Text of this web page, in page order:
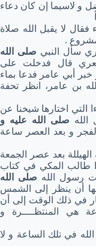
و لاسيما إن كان دعاء
لا يقبل الله صلاة
.
سأل النبي صلى الله
قال فدخلت على
خبر أبي عامر فدعا بماء
بن عامر، انظر تحفة
التي اختارها شيخنا عن
صلى الله عليه و
و بعد العصر ساعة
الهيللة بعد عصر الجمعة
طالب المكي في كتاب
صلى الله
أن ينظر إلى الشمس
في ذلك الوقت إلى أن
هي المنتظــــرة و
في تلك الساعة و لا